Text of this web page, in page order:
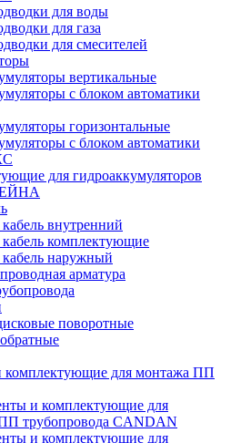
для воды
для газа
для смесителей
вертикальные
с блоком автоматики
горизонтальные
с блоком автоматики
для гидроаккумуляторов
внутренний
комплектующие
наружный
арматура
поворотные
комплектующие для монтажа ПП
и комплектующие для
трубопровода CANDAN
и комплектующие для